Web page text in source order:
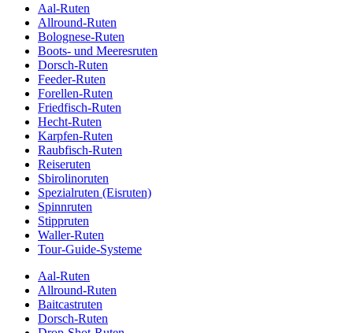
Aal-Ruten
Allround-Ruten
Bolognese-Ruten
Boots- und Meeresruten
Dorsch-Ruten
Feeder-Ruten
Forellen-Ruten
Friedfisch-Ruten
Hecht-Ruten
Karpfen-Ruten
Raubfisch-Ruten
Reiseruten
Sbirolinoruten
Spezialruten (Eisruten)
Spinnruten
Stippruten
Waller-Ruten
Tour-Guide-Systeme
Aal-Ruten
Allround-Ruten
Baitcastruten
Dorsch-Ruten